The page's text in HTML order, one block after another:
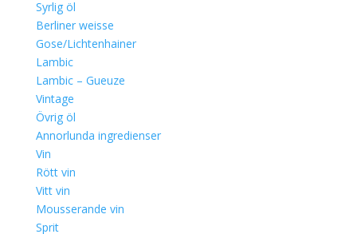
Syrlig öl
Berliner weisse
Gose/Lichtenhainer
Lambic
Lambic – Gueuze
Vintage
Övrig öl
Annorlunda ingredienser
Vin
Rött vin
Vitt vin
Mousserande vin
Sprit